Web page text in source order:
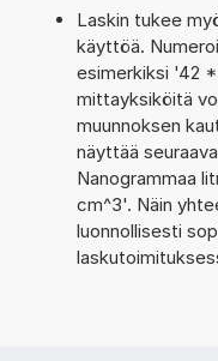
Laskin tukee
käyttöä.
esimerkiksi '42
mittayksiköitä
muunnoksen
näyttää
Nanogrammaa
cm^3'. Näin
luonnollisesti